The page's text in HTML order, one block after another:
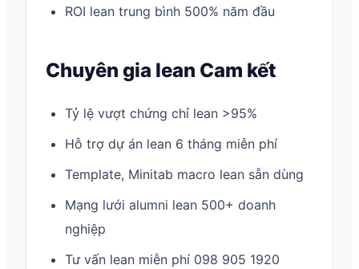
ROI lean trung bình 500% năm đầu
Chuyên gia lean Cam kết
Tỷ lệ vượt chứng chỉ lean >95%
Hỗ trợ dự án lean 6 tháng miễn phí
Template, Minitab macro lean sẵn dùng
Mạng lưới alumni lean 500+ doanh
nghiệp
Tư vấn lean miễn phí 098 905 1920